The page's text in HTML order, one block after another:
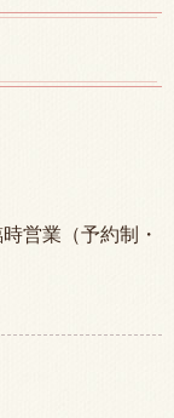
営業（予約制・